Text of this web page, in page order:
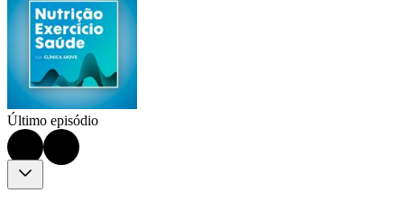
Último episódio